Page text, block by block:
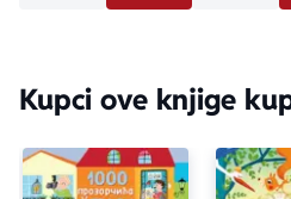
Kupci ove knjige